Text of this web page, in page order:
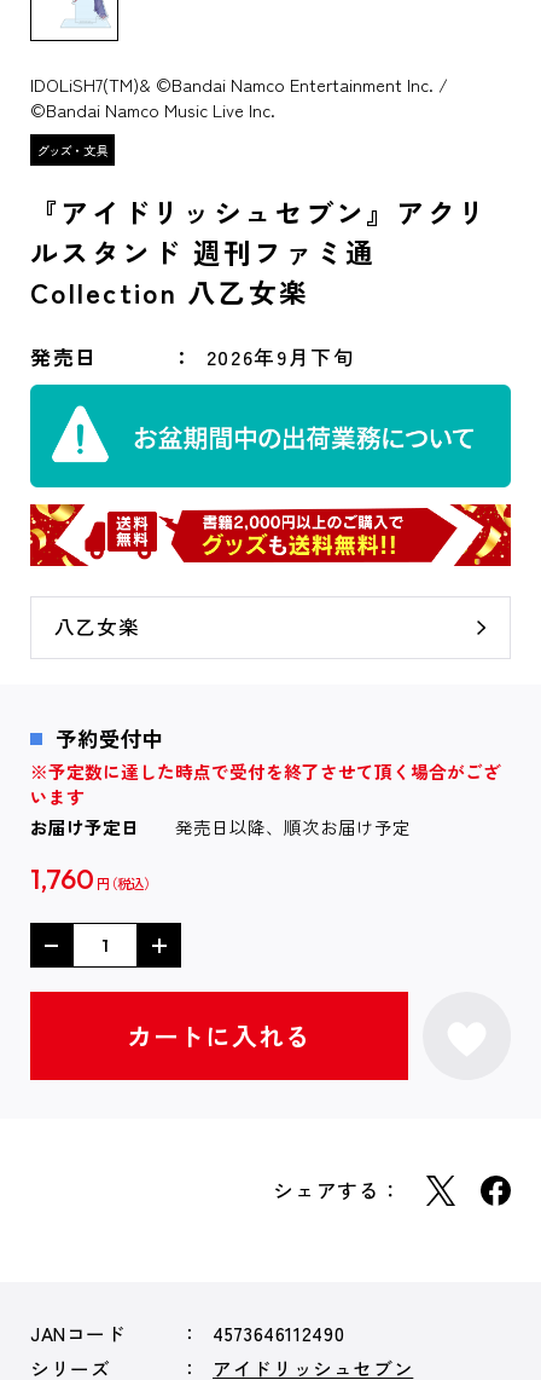
IDOLiSH7(TM)& ©Bandai Namco Entertainment Inc. /
©Bandai Namco Music Live Inc.
『アイドリッシュセブン』アクリ
ルスタンド 週刊ファミ通
Collection 八乙女楽
発売日 2026年9月下旬
八乙女楽
予約受付中
※予定数に達した時点で受付を終了させて頂く場合がござ
います
お届け予定日
発売日以降、順次お届け予定
1,760 円
シェアする：
JANコード
4573646112490
シリーズ
アイドリッシュセブン